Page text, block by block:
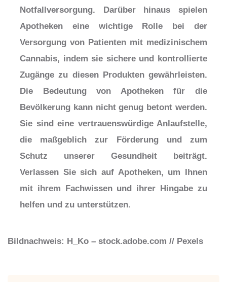
Notfallversorgung. Darüber hinaus spielen
Apotheken eine wichtige Rolle bei der
Versorgung von Patienten mit medizinischem
Cannabis, indem sie sichere und kontrollierte
Zugänge zu diesen Produkten gewährleisten.
Die Bedeutung von Apotheken für die
Bevölkerung kann nicht genug betont werden.
Sie sind eine vertrauenswürdige Anlaufstelle,
die maßgeblich zur Förderung und zum
Schutz unserer Gesundheit beiträgt.
Verlassen Sie sich auf Apotheken, um Ihnen
mit ihrem Fachwissen und ihrer Hingabe zu
helfen und zu unterstützen.
Bildnachweis: H_Ko – stock.adobe.com // Pexels